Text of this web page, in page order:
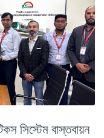
সিস্টেম বাস্তবায়ন